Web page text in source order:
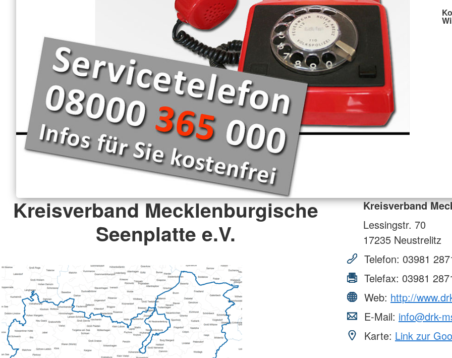
Kreisverband Mecklenburgische
Seenplatte e.V.
Kreisverband
Lessingstr. 70
17235 Neustrelitz
Telefon: 03981
Telefax: 03981
Web: http://
E-Mail: info@drk-
Karte: Link zur